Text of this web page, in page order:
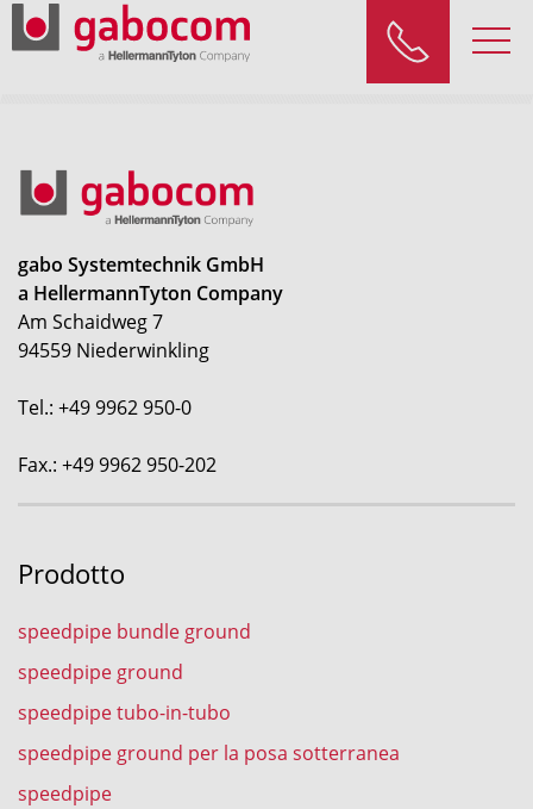
gabo Systemtechnik GmbH
a HellermannTyton Company
Am Schaidweg 7
94559 Niederwinkling
Tel.: +49 9962 950-0
Fax.: +49 9962 950-202
Prodotto
speedpipe bundle ground
speedpipe ground
speedpipe tubo-in-tubo
speedpipe ground per la posa sotterranea
speedpipe